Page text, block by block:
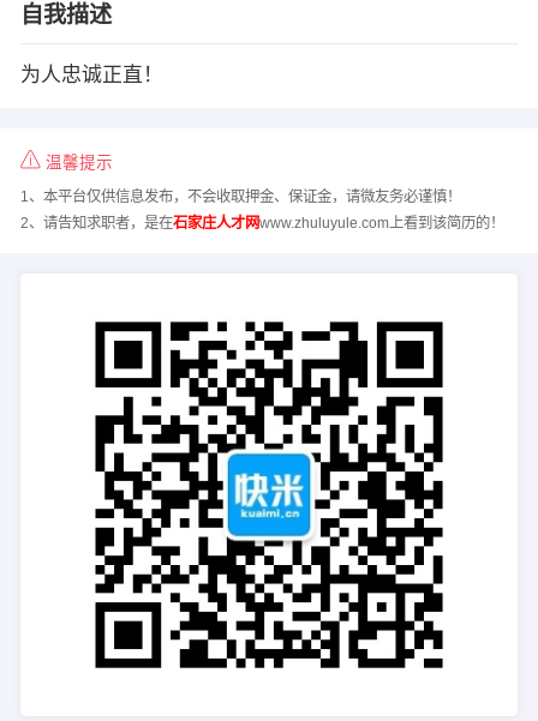
自我描述
为人忠诚正直！
温馨提示
1、本平台仅供信息发布，不会收取押金、保证金，请微友务必谨慎！
2、请告知求职者，是在石家庄人才网www.zhuluyule.com上看到该简历的！